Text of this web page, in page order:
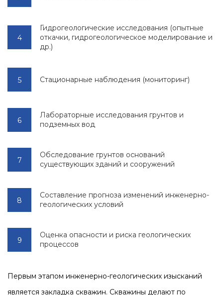
Гидрогеологические исследования (опытные
откачки, гидрогеологическое моделирование и
др.)
Стационарные наблюдения (мониторинг)
Лабораторные исследования грунтов и
подземных вод
Обследование грунтов оснований
существующих зданий и сооружений
Составление прогноза изменений инженерно-
геологических условий
Оценка опасности и риска геологических
процессов
Первым этапом инженерно-геологических изысканий
является закладка скважин. Скважины делают по